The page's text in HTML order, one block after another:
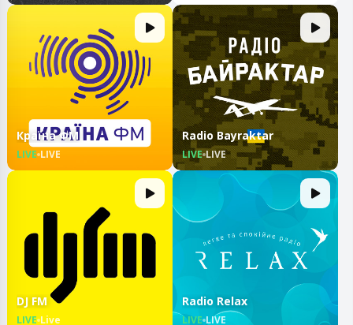
Країна ФМ
LIVE LIVE
Radio Bayraktar
LIVE LIVE
DJ FM
LIVE Live
Radio Relax
LIVE LIVE